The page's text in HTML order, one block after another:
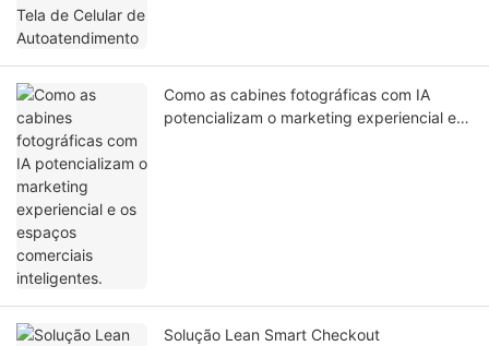
Como as cabines fotográficas com IA
potencializam o marketing experiencial e
Solução Lean Smart Checkout